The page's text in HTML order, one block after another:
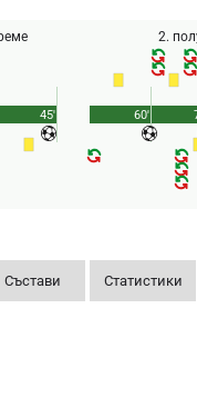
45'
2.
60'
Състави Статистики